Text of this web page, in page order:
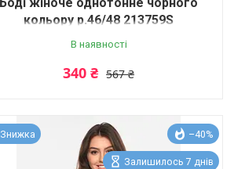
кольору р.46/48 213759S
В наявності
567 ₴
340 ₴
Знижка –40%
Залишилось 7 днів